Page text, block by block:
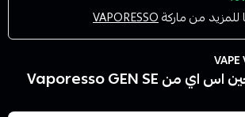
من ماركةVAPORESSO
شيشه فابريسو جين اس اي من Vaporesso GEN SE